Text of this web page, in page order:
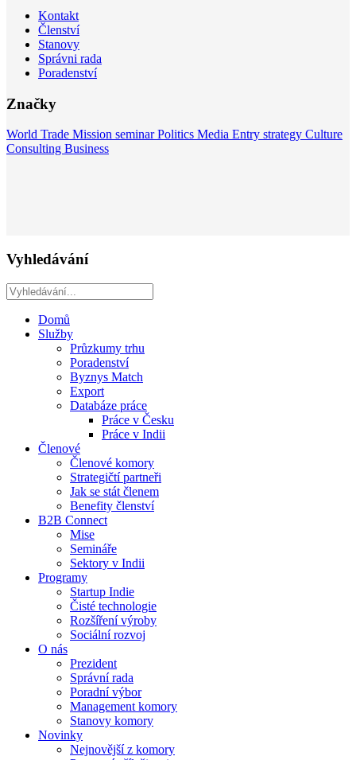
Kontakt
Členství
Stanovy
Správni rada
Poradenství
Značky
World Trade Mission seminarPolitics Media Entry strategy Culture
Consulting Business
Vyhledávání
Domů
Služby
Průzkumy trhu
Poradenství
Byznys Match
Export
Databáze práce
Práce v Česku
Práce v Indii
Členové
Členové komory
Strategičtí partneři
Jak se stát členem
Benefity členství
B2B Connect
Mise
Semináře
Sektory v Indii
Programy
Startup Indie
Čisté technologie
Rozšíření výroby
Sociální rozvoj
O nás
Prezident
Správní rada
Poradní výbor
Management komory
Stanovy komory
Novinky
Nejnovější z komory